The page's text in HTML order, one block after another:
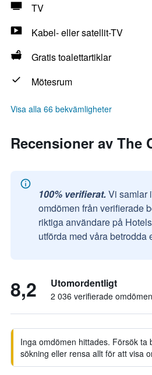
TV
Kabel- eller satellit-TV
Gratis toalettartiklar
Mötesrum
Visa alla 66 bekvämligheter
Recensioner av The
100% verifierat. Vi samlar
omdömen från verifierade
riktiga användare på
utförda med våra betrodda
8,2 Utomordentligt
2 036 verifierade omdömen
Inga omdömen hittades. Försök ta
sökning eller rensa allt för att visa